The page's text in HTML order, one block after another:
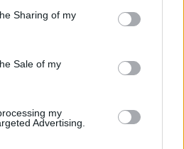
Sharing of my
Sale of my
my
Advertising.